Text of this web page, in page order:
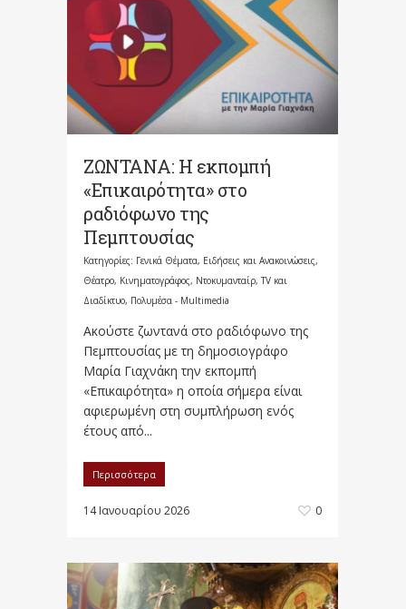
ΖΩΝΤΑΝΑ: Η εκπομπή
«Επικαιρότητα» στο
ραδιόφωνο της
Πεμπτουσίας
Κατηγορίες: Γενικά Θέματα, Ειδήσεις και Ανακοινώσεις,
Θέατρο, Κινηματογράφος, Ντοκυμανταίρ, TV και
Διαδίκτυο, Πολυμέσα - Multimedia
Ακούστε ζωντανά στο ραδιόφωνο της
Πεμπτουσίας με τη δημοσιογράφο
Μαρία Γιαχνάκη την εκπομπή
«Επικαιρότητα» η οποία σήμερα είναι
αφιερωμένη στη συμπλήρωση ενός
έτους από...
Περισσότερα
14 Ιανουαρίου 2026 0